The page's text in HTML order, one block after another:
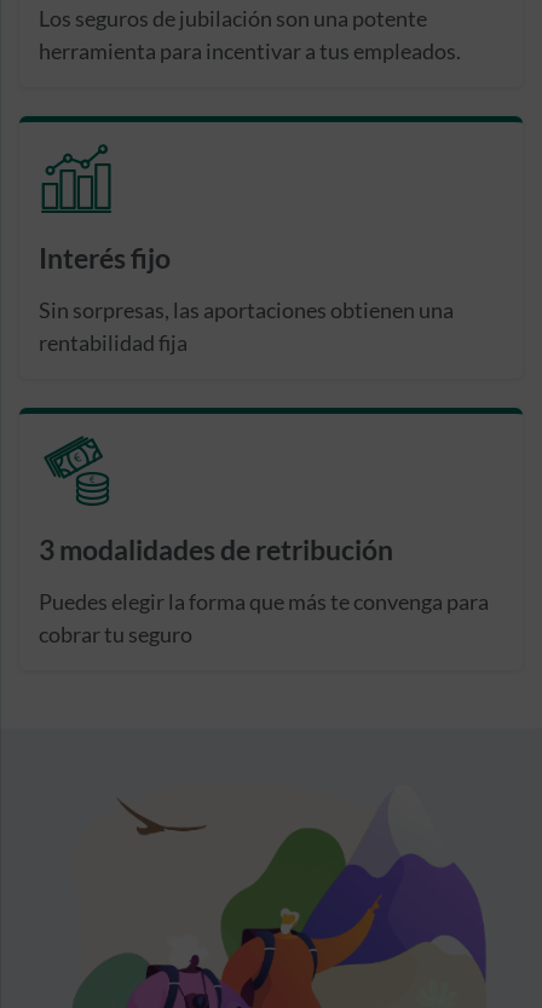
Los seguros de jubilación son una potente
herramienta para incentivar a tus empleados.
Interés fijo
Sin sorpresas, las aportaciones obtienen una
rentabilidad fija
3 modalidades de retribución
Puedes elegir la forma que más te convenga para
cobrar tu seguro